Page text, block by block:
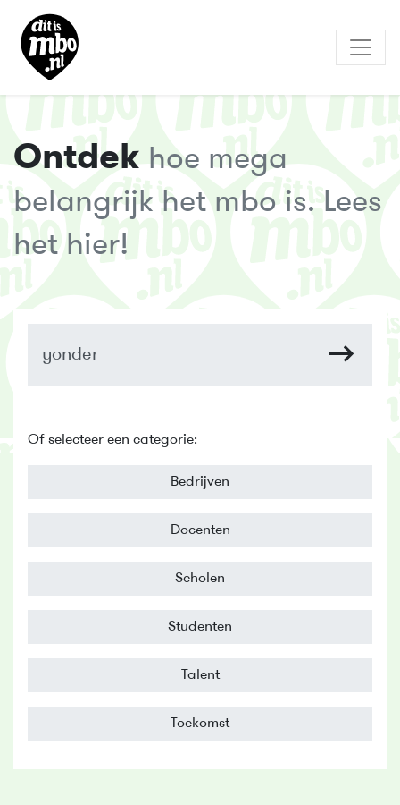
Ontdek hoe mega
belangrijk het mbo is. Lees
het hier!
Of selecteer een categorie:
Bedrijven
Docenten
Scholen
Studenten
Talent
Toekomst